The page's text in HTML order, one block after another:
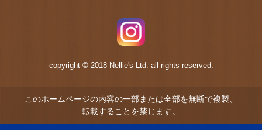
copyright © 2018 Nellie's Ltd. all rights reserved.
このホームページの内容の一部または全部を無断で複製、
転載することを禁じます。